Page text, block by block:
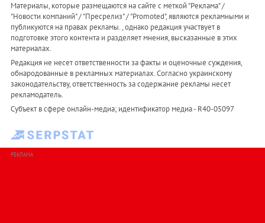
Материалы, которые размещаются на сайте с меткой "Реклама" /
"Новости компаний" / "Пресрелиз" / "Promoted", являются рекламными и
публикуются на правах рекламы. , однако редакция участвует в
подготовке этого контента и разделяет мнения, высказанные в этих
материалах.
Редакция не несет ответственности за факты и оценочные суждения,
обнародованные в рекламных материалах. Согласно украинскому
законодательству, ответственность за содержание рекламы несет
рекламодатель.
Субъект в сфере онлайн-медиа; идентификатор медиа - R40-05097
РЕКЛАМА